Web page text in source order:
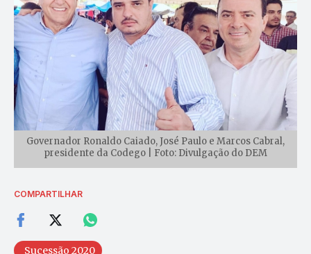
Governador Ronaldo Caiado, José Paulo e Marcos Cabral,
presidente da Codego | Foto: Divulgação do DEM
COMPARTILHAR
Sucessão 2020